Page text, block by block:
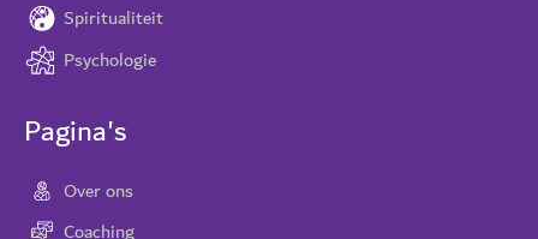
Spiritualiteit
Psychologie
Pagina's
Over ons
Coaching